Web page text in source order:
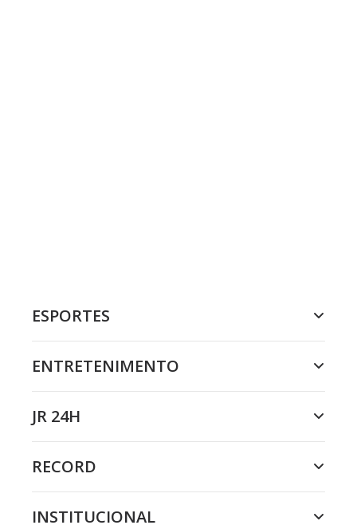
ESPORTES
ENTRETENIMENTO
JR 24H
RECORD
INSTITUCIONAL